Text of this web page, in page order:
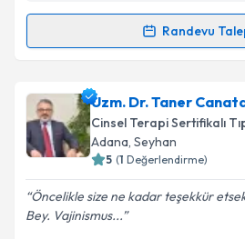
Kişisel verilerimin
Takvim
Randevu
Randevu Takvimi Talebi
Uzm. Psk. Dan. Meral Öztürk
talebi oluşturun. Size bu
için bir takvim hazırlandığında
bilgilendireceğiz.
E-posta Adresiniz
Uzm. Dr. Taner
Cinsel Terapi Sertifikalı
Adana, Seyhan
5 (1 Değerlendirme)
Öncelikle size ne kadar teşekkür
Bey. Vajinismus...